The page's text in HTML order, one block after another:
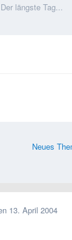
längste Tag...
Neues
13. April 2004